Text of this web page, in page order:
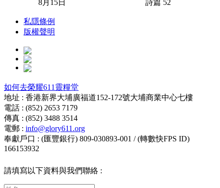
8月15日
詩篇 52
私隱條例
版權聲明
如何去榮耀611靈糧堂
地址 : 香港新界大埔廣福道152-172號大埔商業中心七樓
電話 : (852) 2653 7179
傳真 : (852) 3488 3514
電郵 : info@glory611.org
奉獻戶口 : (匯豐銀行) 809-030893-001 / (轉數快FPS ID)
166153932
請填寫以下資料與我們聯絡 :